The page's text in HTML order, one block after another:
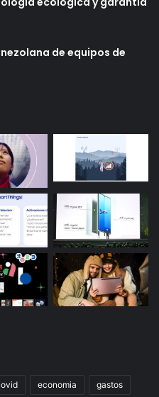
de equipos de
economia gastos